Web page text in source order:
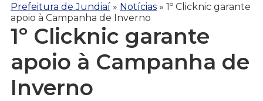
Prefeitura de Jundiaí » Notícias » 1º Clicknic garante
apoio à Campanha de Inverno
1º Clicknic garante
apoio à Campanha de
Inverno